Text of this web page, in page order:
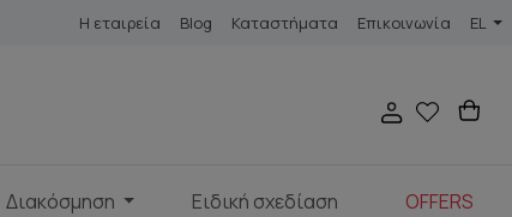
Η εταιρεία Blog Καταστήματα Επικοινωνία EL
Διακόσμηση Ειδική σχεδίαση OFFERS